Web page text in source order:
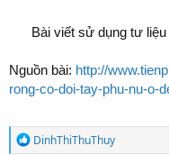
Bài viết sử dụng tư
Nguồn bài: http://
rong-co-doi-tay-phu-nu-o-
R
DinhThiThuThuy